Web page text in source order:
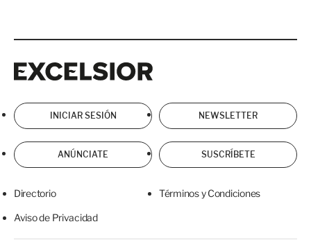
INICIAR SESIÓN NEWSLETTER
ANÚNCIATE SUSCRÍBETE
Directorio Términos y Condiciones
Aviso de Privacidad